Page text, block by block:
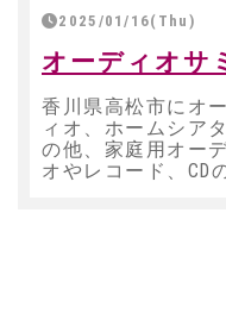
2025/01/16(Thu)
オーディオサ
香川県高松市にオ
ィオ、ホームシア
の他、家庭用オー
オやレコード、CD